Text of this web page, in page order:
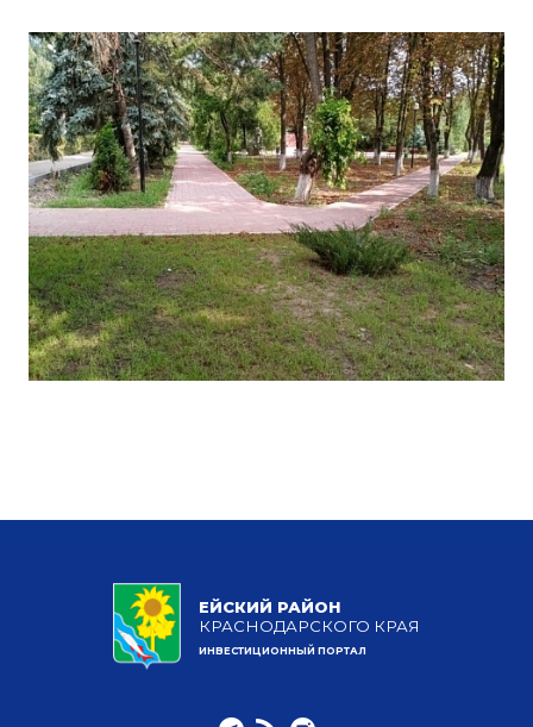
ЕЙСКИЙ РАЙОН
КРАСНОДАРСКОГО КРАЯ
ИНВЕСТИЦИОННЫЙ ПОРТАЛ